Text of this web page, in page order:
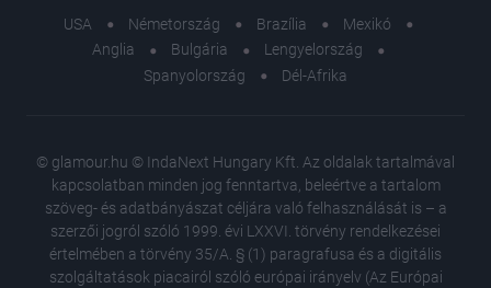
USA Németország Brazília
Mexikó
Anglia
Bulgária
Lengyelország
Spanyolország
Dél-Afrika
© glamour.hu © IndaNext Hungary Kft. Az oldalak tartalmával
kapcsolatban minden jog fenntartva, beleértve a tartalom
szöveg- és adatbányászat céljára való felhasználását is – a
szerzői jogról szóló 1999. évi LXXVI. törvény rendelkezései
értelmében a törvény 35/A. § (1) paragrafusa és a digitális
szolgáltatások piacairól szóló európai irányelv (Az Európai